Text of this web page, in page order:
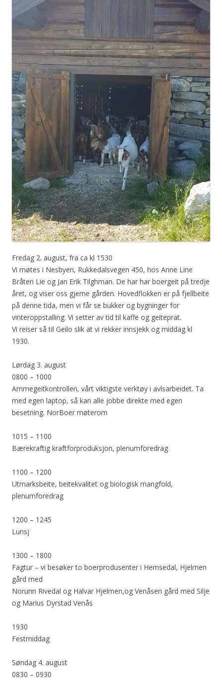
Fredag 2. august, fra ca kl 1530
Vi møtes i Nesbyen, Rukkedalsvegen 450, hos Anne Line
Bråten Lie og Jan Erik Tilghman. De har har boergeit på tredje
året, og viser oss gjerne gården. Hovedflokken er på fjellbeite
på denne tida, men vi får se bukker og bygninger for
vinteroppstalling. Vi setter av tid til kaffe og geiteprat.
Vi reiser så til Geilo slik at vi rekker innsjekk og middag kl
1930.
Lørdag 3. august
0800 – 1000
Ammegeitkontrollen, vårt viktigste verktøy i avlsarbeidet. Ta
med egen laptop, så kan alle jobbe direkte med egen
besetning. NorBoer møterom
1015 – 1100
Bærekraftig kraftforproduksjon, plenumforedrag
1100 – 1200
Utmarksbeite, beitekvalitet og biologisk mangfold,
plenumforedrag
1200 – 1245
Lunsj
1300 – 1800
Fagtur – vi besøker to boerprodusenter i Hemsedal, Hjelmen
gård med
Norunn Rivedal og Halvar Hjelmen,og Venåsen gård med Silje
og Marius Dyrstad Venås
1930
Festmiddag
Søndag 4. august
0830 – 0930